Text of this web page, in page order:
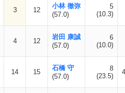
3 12
小林 徹弥
(57.0)
5
(10.3)
4 12
岩田 康誠
(57.0)
6
(10.0)
14 15
石橋 守
(57.0)
8
(23.5)